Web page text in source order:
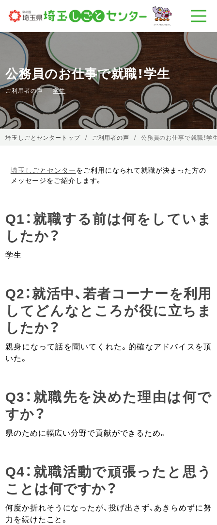
公務員のお仕事で就職！学生
ご利用者の声 学生
埼玉しごとセンタートップ ご利用者の声 公務員のお仕事で就職！学
埼玉しごとセンターをご利用になられて就職が決まった方の
メッセージをご紹介します。
Q1：就職する前は何をしていま
したか？
学生
Q2：就活中、若者コーナーを利用
してどんなところが役に立ちま
したか？
親身になって話を聞いてくれた。的確なアドバイスを頂
いた。
Q3：就職先を決めた理由は何で
すか？
県のために幅広い分野で貢献ができるため。
Q4：就職活動で頑張ったと思う
ことは何ですか？
何度か折れそうになったが、投げ出さず、あきらめずに努
力を続けたこと。